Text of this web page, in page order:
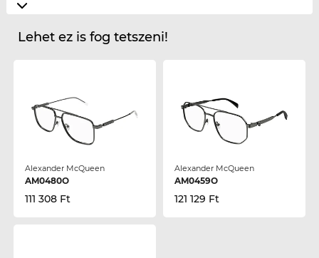
Lehet ez is fog tetszeni!
Alexander McQueen
AM0480O
111 308 Ft
Alexander McQueen
AM0459O
121 129 Ft